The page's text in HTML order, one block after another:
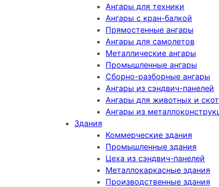
Ангары для техники
Ангары с кран-балкой
Прямостенные ангары
Ангары для самолетов
Металлические ангары
Промышленные ангары
Сборно-разборные ангары
Ангары из сэндвич-панелей
Ангары для животных и
Ангары из
Здания
Коммерческие здания
Промышленные здания
Цеха из сэндвич-панелей
Металлокаркасные здания
Производственные здания